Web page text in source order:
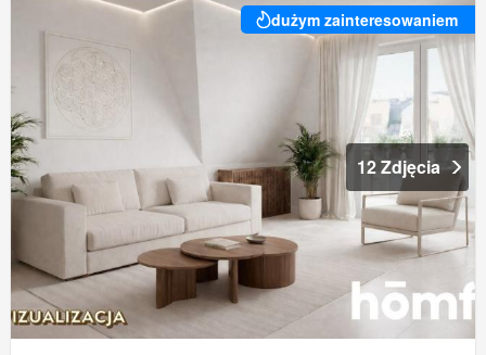
dużym zainteresowaniem
12 Zdjęcia